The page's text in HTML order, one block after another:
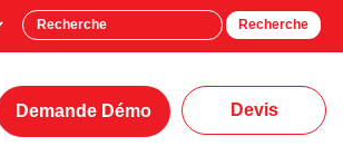
Recherche
Demande Démo Devis